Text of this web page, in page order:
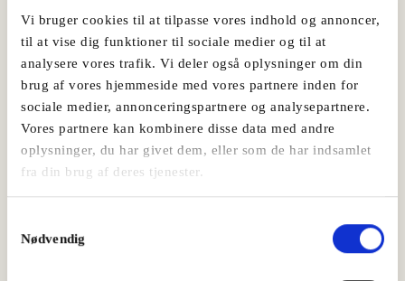
Vi bruger cookies til at tilpasse vores indhold og annoncer,
til at vise dig funktioner til sociale medier og til at
analysere vores trafik. Vi deler også oplysninger om din
brug af vores hjemmeside med vores partnere inden for
sociale medier, annonceringspartnere og analysepartnere.
Vores partnere kan kombinere disse data med andre
oplysninger, du har givet dem, eller som de har indsamlet
fra din brug af deres tjenester.
Nødvendig